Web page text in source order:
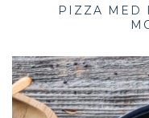
PIZZA MED